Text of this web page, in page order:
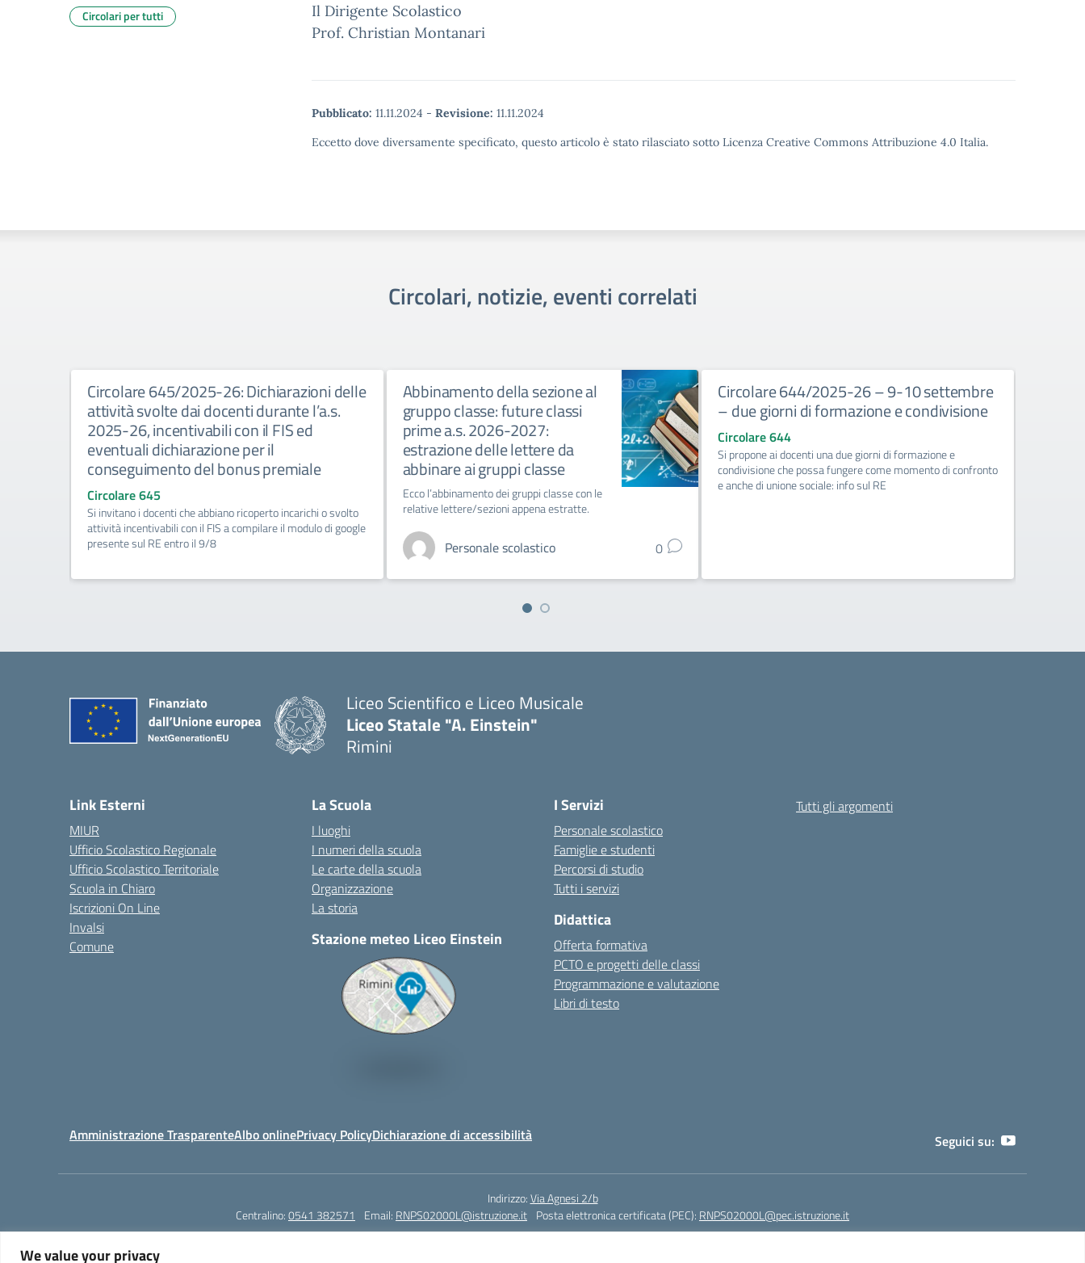
We value your privacy
Il Dirigente Scolastico
Prof. Christian Montanari
Pubblicato: 11.11.2024 - Revisione: 11.11.2024
Eccetto dove diversamente specificato, questo articolo è stato rilasciato sotto Licenza Creative Commons Attribuzione 4.0 Italia.
Circolari per tutti
Circolari, notizie, eventi correlati
Circolare 645/2025-26: Dichiarazioni delle
attività svolte dai docenti durante l’a.s.
2025-26, incentivabili con il FIS ed
eventuali dichiarazione per il
conseguimento del bonus premiale
Circolare 645
Si invitano i docenti che abbiano ricoperto incarichi o svolto
attività incentivabili con il FIS a compilare il modulo di google
presente sul RE entro il 9/8
Abbinamento della sezione al
gruppo classe: future classi
prime a.s. 2026-2027:
estrazione delle lettere da
abbinare ai gruppi classe
Ecco l’abbinamento dei gruppi classe con le
relative lettere/sezioni appena estratte.
Personale scolastico 0
Circolare 644/2025-26 – 9-10 settembre
– due giorni di formazione e condivisione
Circolare 644
Si propone ai docenti una due giorni di formazione e
condivisione che possa fungere come momento di confronto
e anche di unione sociale: info sul RE
Liceo Scientifico e Liceo Musicale
Liceo Statale "A. Einstein"
Rimini
Link Esterni
MIUR
Ufficio Scolastico Regionale
Ufficio Scolastico Territoriale
Scuola in Chiaro
Iscrizioni On Line
Invalsi
Comune
La Scuola
I luoghi
I numeri della scuola
Le carte della scuola
Organizzazione
La storia
Stazione meteo Liceo Einstein
I Servizi
Personale scolastico
Famiglie e studenti
Percorsi di studio
Tutti i servizi
Didattica
Offerta formativa
PCTO e progetti delle classi
Programmazione e valutazione
Libri di testo
Tutti gli argomenti
Amministrazione TrasparenteAlbo onlinePrivacy PolicyDichiarazione di accessibilità Seguici su:
Indirizzo:Via Agnesi 2/b
Centralino:0541 382571 Email: RNPS02000L@istruzione.it Posta elettronica certificata (PEC): RNPS02000L@pec.istruzione.it